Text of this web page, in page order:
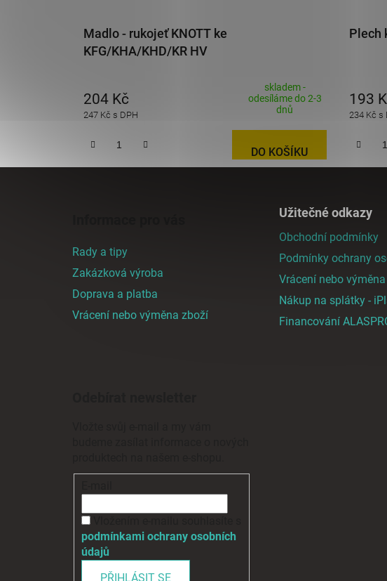
Madlo - rukojeť KNOTT ke
KFG/KHA/KHD/KR HV
247 Kč s DPH
204 Kč
skladem -
odesíláme do 2-3
dnů
DO KOŠÍKU
Plech
234 Kč s
193
Rady a tipy
Zakázková výroba
Doprava a platba
Vrácení nebo výměna zboží
Užitečné odkazy
Obchodní podmínky
Podmínky ochrany
Vrácení nebo
Nákup na splátky -
Financování
podmínkami ochrany osobních
údajů
PŘIHLÁSIT SE